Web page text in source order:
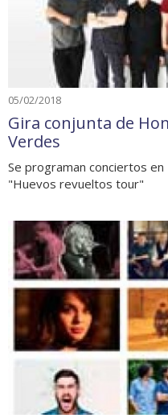
05/02/2018
Gira conjunta de
Verdes
Se programan conciertos
"Huevos revueltos tour"